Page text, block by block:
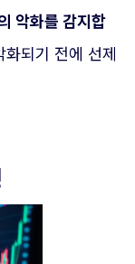
악화를 감지합
되기 전에 선제